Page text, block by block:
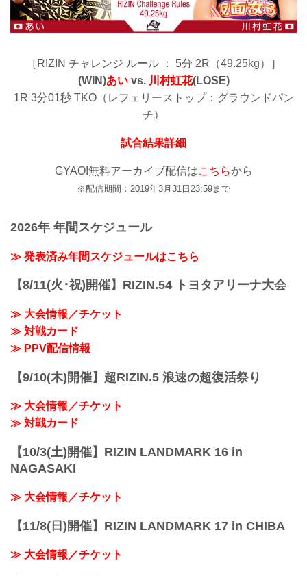
［RIZIN チャレンジ ルール ： 5分 2R（49.25kg）］
(WIN)あいvs. 川村虹花(LOSE)
1R 3分01秒 TKO（レフェリーストップ：グラウンドパン
チ）
試合結果詳細
GYAO!無料アーカイブ配信はこちらから
※配信期間：2019年3月31日23:59まで
2026年 年間スケジュール
≫ 発表済み年間スケジュールはこちら
【8/11(火･祝)開催】RIZIN.54 トヨタアリーナ大会
≫ 大会情報／チケット
≫ 対戦カード
≫ PPV配信情報
【9/10(木)開催】超RIZIN.5 浪速の超復活祭り
≫ 大会情報／チケット
≫ 対戦カード
【10/3(土)開催】RIZIN LANDMARK 16 in
NAGASAKI
≫ 大会情報／チケット
【11/8(日)開催】RIZIN LANDMARK 17 in CHIBA
≫ 大会情報／チケット